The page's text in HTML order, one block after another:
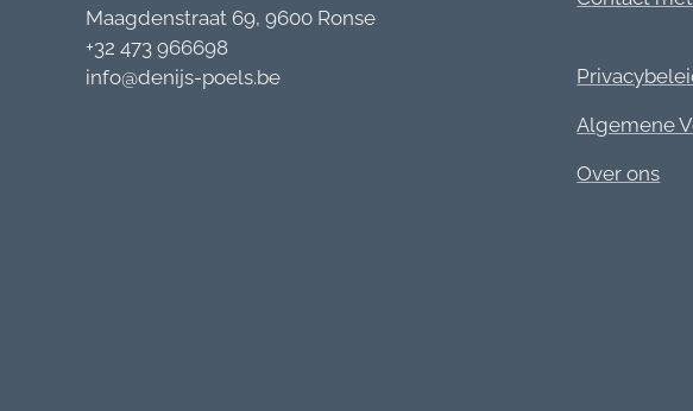
Maagdenstraat 69, 9600 Ronse
+32 473 966698
info@denijs-poels.be
Algemene
Over ons